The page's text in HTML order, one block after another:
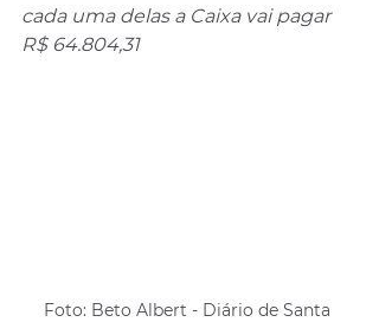
cada uma delas a Caixa vai pagar
R$ 64.804,31
Foto: Beto Albert - Diário de Santa